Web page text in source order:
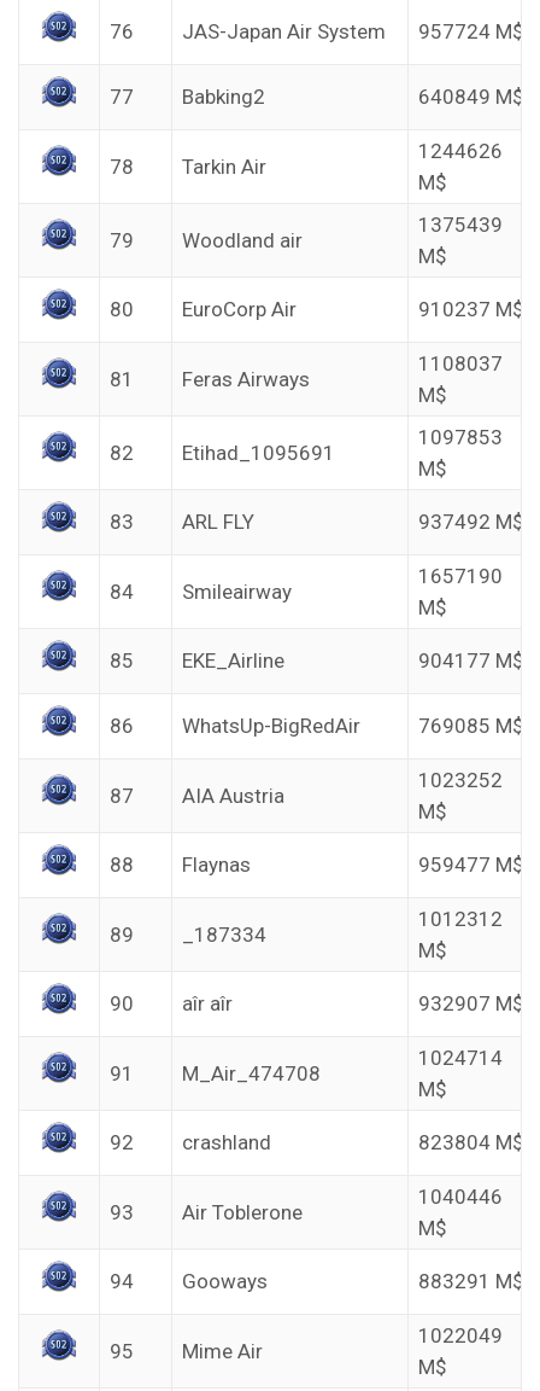
76 JAS-Japan Air System 957724 M$
77 Babking2 640849 M$
78 Tarkin Air
1244626
M$
79 Woodland air
1375439
M$
80 EuroCorp Air 910237 M$
81 Feras Airways
1108037
M$
82 Etihad_1095691
1097853
M$
83 ARL FLY 937492 M$
84 Smileairway
1657190
M$
85 EKE_Airline 904177 M$
86 WhatsUp-BigRedAir 769085 M$
87 AIA Austria
1023252
M$
88 Flaynas 959477 M$
89 _187334
1012312
M$
90 aîr aîr 932907 M$
91 M_Air_474708
1024714
M$
92 crashland 823804 M$
93 Air Toblerone
1040446
M$
94 Gooways 883291 M$
95 Mime Air
1022049
M$